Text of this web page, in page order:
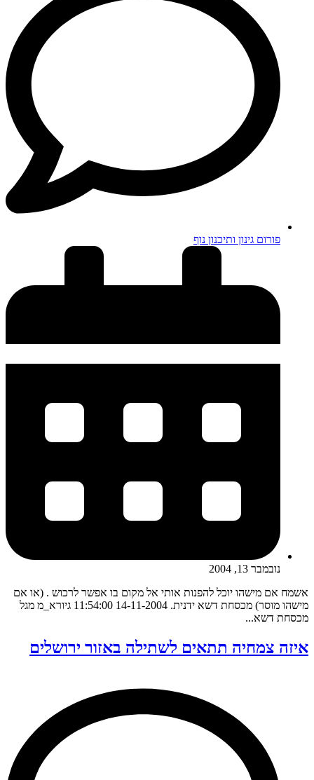
פורום גינון ותיכנון נוף
נובמבר 13, 2004
אשמח אם מישהו יוכל להפנות אותי אל מקום בו אפשר לרכוש . (או אם
מישהו מוסר) מכסחת דשא ידנית. 14-11-2004 11:54:00 גיורא_מ מגל
מכסחת דשא...
איזה צמחיה תתאים לשתילה באזור ירושלים